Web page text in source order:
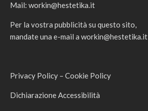
Mail: workin@hestetika.it
Per la vostra pubblicità su questo sito,
mandate una e-mail a workin@hestetika.it
Privacy Policy – Cookie Policy
Dichiarazione Accessibilità